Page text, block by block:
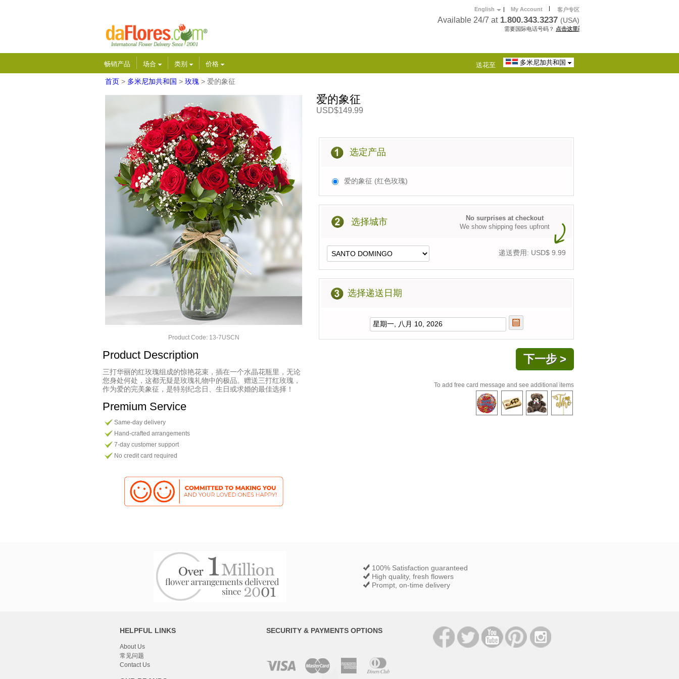
English | My Account | 客户专区
Available 24/7 at 1.800.343.3237 (USA)
需要国际电话号码？ 点击这里í
畅销产品 场合 类别 价格 送花至 多米尼加共和国
首页 > 多米尼加共和国 > 玫瑰 > 爱的象征
Product Code: 13-7USCN
Product Description
三打华丽的红玫瑰组成的惊艳花束，插在一个水晶花瓶里，无论
您身处何处，这都无疑是玫瑰礼物中的极品。赠送三打红玫瑰，
作为爱的完美象征，是特别纪念日、生日或求婚的最佳选择！
Premium Service
Same-day delivery
Hand-crafted arrangements
7-day customer support
No credit card required
爱的象征
USD$149.99
选定产品
爱的象征 (红色玫瑰)
选择城市
No surprises at checkout
We show shipping fees upfront
递送费用: USD$ 9.99
选择递送日期
To add free card message and see additional items
100% Satisfaction guaranteed
High quality, fresh flowers
Prompt, on-time delivery
HELPFUL LINKS
About Us
常见问题
Contact Us
SECURITY & PAYMENTS OPTIONS